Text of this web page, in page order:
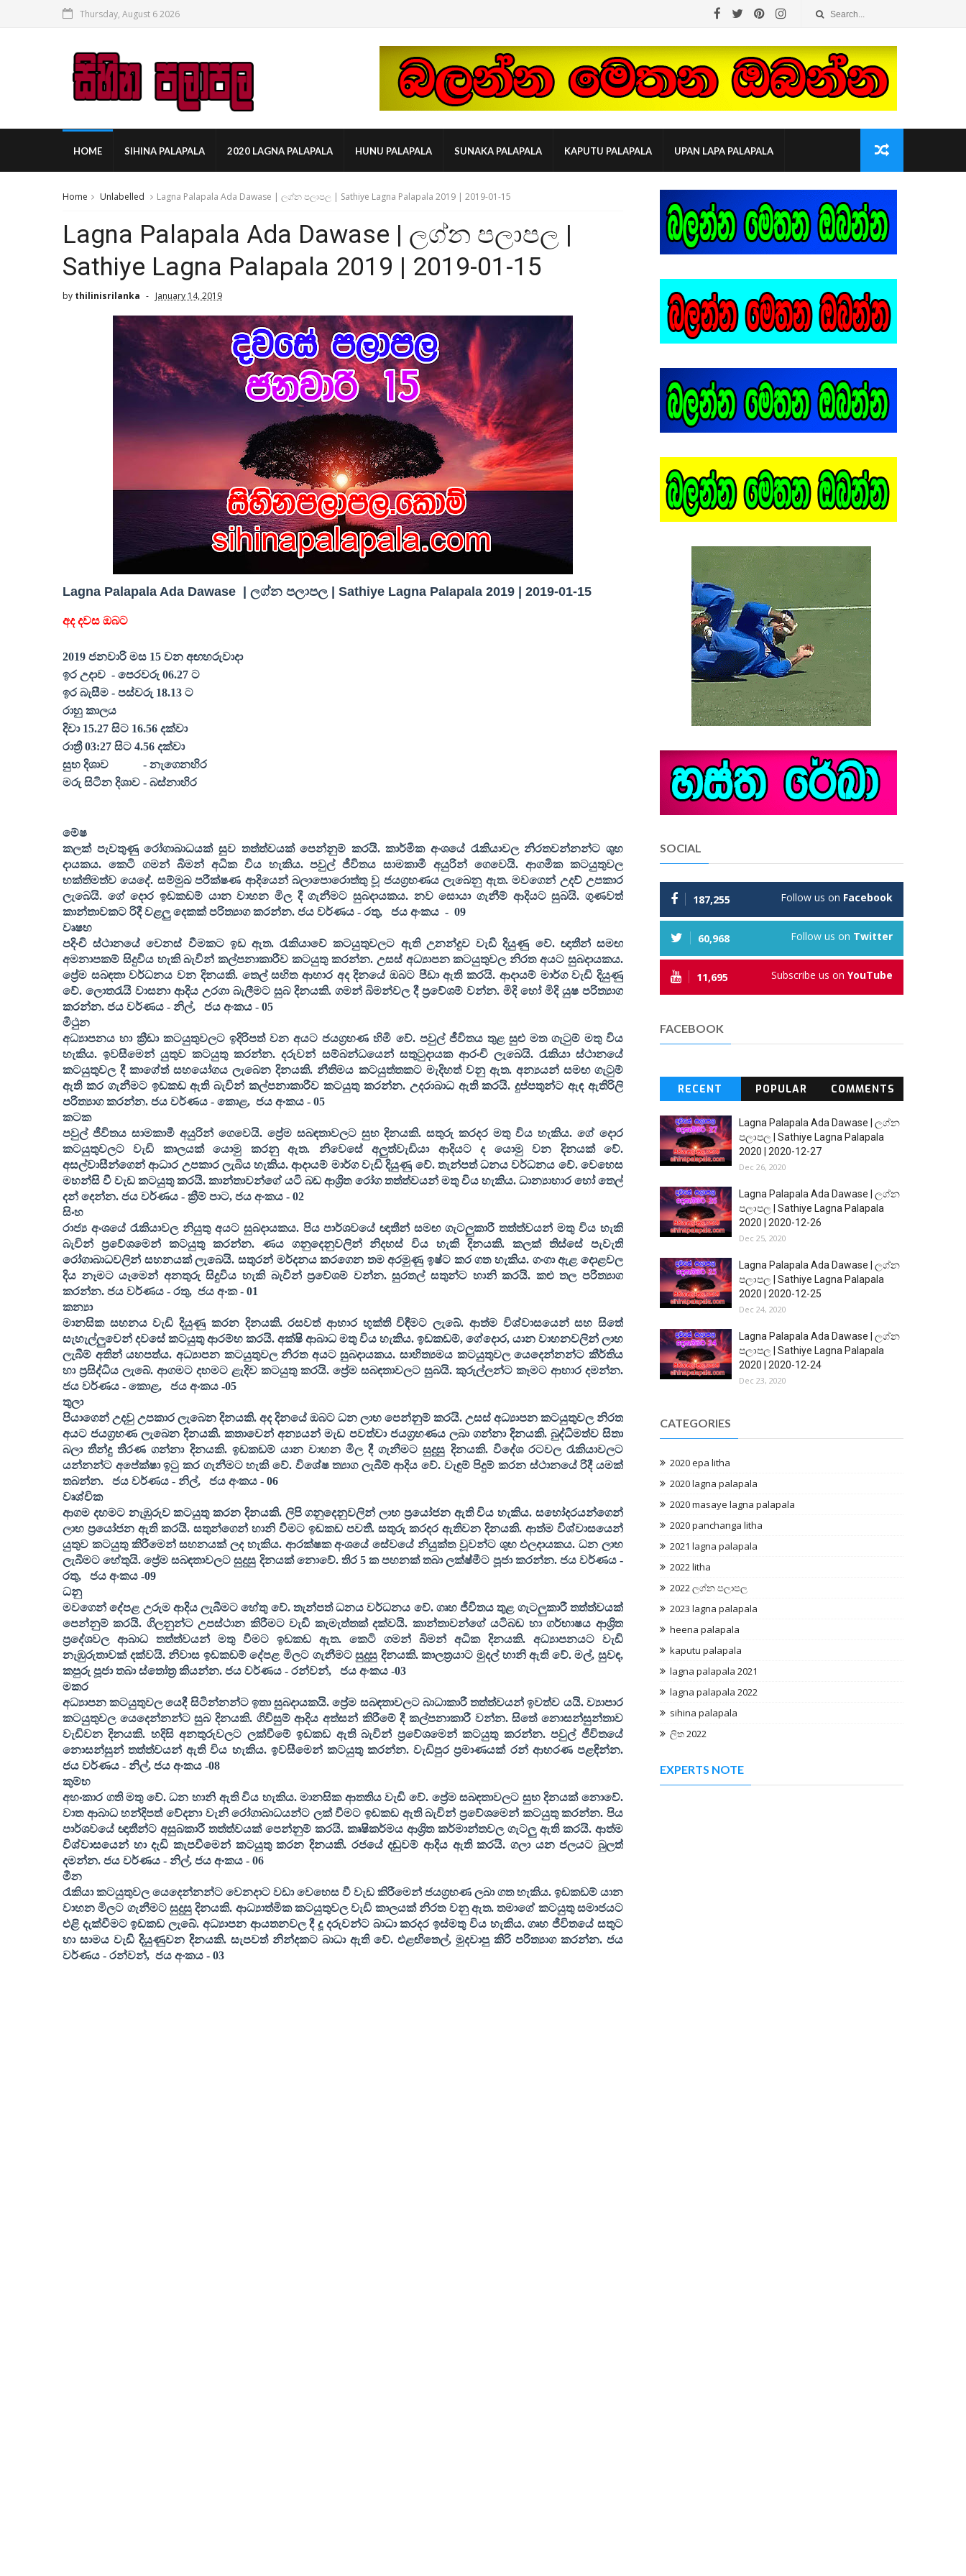
Thursday, August 6 2026
HOME SIHINA PALAPALA 2020 LAGNA PALAPALA HUNU PALAPALA SUNAKA PALAPALA KAPUTU PALAPALA UPAN LAPA PALAPALA
Home Unlabelled Lagna Palapala Ada Dawase | ලග්න පලාපල | Sathiye Lagna Palapala 2019 | 2019-01-15
Lagna Palapala Ada Dawase | ලග්න පලාපල |
Sathiye Lagna Palapala 2019 | 2019-01-15
by thilinisrilanka January 14, 2019
Lagna Palapala Ada Dawase | ලග්න පලාපල | Sathiye Lagna Palapala 2019 | 2019-01-15
අද දවස ඔබට
2019 ජනවාරි මස 15 වන අඟහරුවාදා
ඉර උදාව - පෙරවරු 06.27 ට
ඉර බැසීම - පස්වරු 18.13 ට
රාහු කාලය
දිවා 15.27 සිට 16.56 දක්වා
රාත්‍රී03:27 සිට 4.56 දක්වා
සුභ දිශාව
- නැගෙනහිර
මරු සිටින දිශාව - බස්නාහිර
මේෂ
කලක් පැවතුණු රෝගාබාධයක් සුව තත්ත්වයක් පෙන්නුම් කරයි. කාර්මික අංශයේ රැකියාවල නිරතවන්නන්ට ශුභ
දායකය. කෙටි ගමන් බිමන් අධික විය හැකිය. පවුල් ජීවිතය සාමකාමී අයුරින් ගෙවෙයි. ආගමික කටයුතුවල
භක්තිමත්ව යෙදේ. සම්මුඛ පරීක්ෂණ ආදියෙන් බලාපොරොත්තු වූ ජයග්‍රහණය ලැබෙනු ඇත. මවගෙන් උදව් උපකාර
ලැබෙයි. ගේ දොර ඉඩකඩම් යාන වාහන මිල දී ගැනීමට සුබදායකය. නව සොයා ගැනීම් ආදියට සුබයි. ගුණවත්
කාන්තාවකට රිදී වළලු දෙකක් පරිත්‍යාග කරන්න. ජය වර්ණය - රතු, ජය අංකය - 09
වෘෂභ
පදිංචි ස්ථානයේ වෙනස් වීමකට ඉඩ ඇත. රැකියාවේ කටයුතුවලට ඇති උනන්දුව වැඩි දියුණු වේ. ඥාතීන් සමඟ
අමනාපකම් සිදුවිය හැකි බැවින් කල්පනාකාරීව කටයුතු කරන්න. උසස් අධ්‍යාපන කටයුතුවල නිරත අයට සුබදායකය.
ප්‍රේම සබඳතා වර්ධනය වන දිනයකි. තෙල් සහිත ආහාර අද දිනයේ ඔබට පීඩා ඇති කරයි. ආදායම් මාර්ග වැඩි දියුණු
වේ. ලොතරැයි වාසනා ආදිය උරගා බැලීමට සුබ දිනයකි. ගමන් බිමන්වල දී ප්‍රවේශම් වන්න. මිදි හෝ මිදි යුෂ පරිත්‍යාග
කරන්න. ජය වර්ණය - නිල්, ජය අංකය - 05
මිථුන
අධ්‍යාපනය හා ක්‍රීඩා කටයුතුවලට ඉදිරිපත් වන අයට ජයග්‍රහණ හිමි වේ. පවුල් ජීවිතය තුළ සුළු මත ගැටුම් මතු විය
හැකිය. ඉවසීමෙන් යුතුව කටයුතු කරන්න. දරුවන් සම්බන්ධයෙන් සතුටුදායක ආරංචි ලැබෙයි. රැකියා ස්ථානයේ
කටයුතුවල දී කාගේත් සහයෝගය ලැබෙන දිනයකි. නීතිමය කටයුත්තකට මැදිහත් වනු ඇත. අන්‍යයන් සමඟ ගැටුම්
ඇති කර ගැනීමට ඉඩකඩ ඇති බැවින් කල්පනාකාරීව කටයුතු කරන්න. උදරාබාධ ඇති කරයි. දුප්පතුන්ට ඇඳ ඇතිරිලි
පරිත්‍යාග කරන්න. ජය වර්ණය - කොළ, ජය අංකය - 05
කටක
පවුල් ජීවිතය සාමකාමී අයුරින් ගෙවෙයි. ප්‍රේම සබඳතාවලට සුභ දිනයකි. සතුරු කරදර මතු විය හැකිය. ගේ දොර
කටයුතුවලට වැඩි කාලයක් යොමු කරනු ඇත. නිවෙසේ අලුත්වැඩියා ආදියට ද යොමු වන දිනයක් වේ.
අසල්වාසීන්ගෙන් ආධාර උපකාර ලැබිය හැකිය. ආදායම් මාර්ග වැඩි දියුණු වේ. තැන්පත් ධනය වර්ධනය වේ. වෙහෙස
මහන්සි වී වැඩ කටයුතු කරයි. කාන්තාවන්ගේ යටි බඩ ආශ්‍රිත රෝග තත්ත්වයන් මතු විය හැකිය. ධාන්‍යාහාර හෝ තෙල්
දන් දෙන්න. ජය වර්ණය - ක්‍රීම් පාට, ජය අංකය - 02
සිංහ
රාජ්‍ය අංශයේ රැකියාවල නියුතු අයට සුබදායකය. පිය පාර්ශවයේ ඥාතීන් සමඟ ගැටලුකාරී තත්ත්වයන් මතු විය හැකි
බැවින් ප්‍රවේශමෙන් කටයුතු කරන්න. ණය ගනුදෙනුවලින් නිදහස් විය හැකි දිනයකි. කලක් තිස්සේ පැවැති
රෝගාබාධවලින් සහනයක් ලැබෙයි. සතුරන් මර්දනය කරගෙන තම අරමුණු ඉෂ්ට කර ගත හැකිය. ගංගා ඇළ දොළවල
දිය නෑමට යෑමෙන් අනතුරු සිදුවිය හැකි බැවින් ප්‍රවේශම් වන්න. සුරතල් සතුන්ට හානි කරයි. කළු තල පරිත්‍යාග
කරන්න. ජය වර්ණය - රතු, ජය අංක - 01
කන්‍යා
මානසික සහනය වැඩි දියුණු කරන දිනයකි. රසවත් ආහාර භුක්ති විඳීමට ලැබේ. ආත්ම විශ්වාසයෙන් සහ සිතේ
සැහැල්ලුවෙන් දවසේ කටයුතු ආරම්භ කරයි. අක්ෂි ආබාධ මතු විය හැකිය. ඉඩකඩම්, ගේදොර, යාන වාහනවලින් ලාභ
ලැබීම් අතින් යහපත්ය. අධ්‍යාපන කටයුතුවල නිරත අයට සුබදායකය. සාහිත්‍යමය කටයුතුවල යෙදෙන්නන්ට කීර්තිය
හා ප්‍රසිද්ධිය ලැබේ. ආගමට දහමට ළැදිව කටයුතු කරයි. ප්‍රේම සබඳතාවලට සුබයි. කුරුල්ලන්ට කෑමට ආහාර දමන්න.
ජය වර්ණය - කොළ, ජය අංකය -05
තුලා
පියාගෙන් උදවු උපකාර ලැබෙන දිනයකි. අද දිනයේ ඔබට ධන ලාභ පෙන්නුම් කරයි. උසස් අධ්‍යාපන කටයුතුවල නිරත
අයට ජයග්‍රහණ ලැබෙන දිනයකි. කතාවෙන් අන්‍යයන් මැඩ පවත්වා ජයග්‍රහණය ලබා ගන්නා දිනයකි. බුද්ධිමත්ව සිතා
බලා තීන්දු තීරණ ගන්නා දිනයකි. ඉඩකඩම් යාන වාහන මිල දී ගැනීමට සුදුසු දිනයකි. විදේශ රටවල රැකියාවලට
යන්නන්ට අපේක්ෂා ඉටු කර ගැනීමට හැකි වේ. විශේෂ ත්‍යාග ලැබීම් ආදිය වේ. වැඳුම් පිදුම් කරන ස්ථානයේ රිදී යමක්
තබන්න. ජය වර්ණය - නිල්, ජය අංකය - 06
වෘශ්චික
ආගම දහමට නැඹුරුව කටයුතු කරන දිනයකි. ලිපි ගනුදෙනුවලින් ලාභ ප්‍රයෝජන ඇති විය හැකිය. සහෝදරයන්ගෙන්
ලාභ ප්‍රයෝජන ඇති කරයි. සතුන්ගෙන් හානි වීමට ඉඩකඩ පවතී. සතුරු කරදර ඇතිවන දිනයකි. ආත්ම විශ්වාසයෙන්
යුතුව කටයුතු කිරීමෙන් සහනයක් ලද හැකිය. ආරක්ෂක අංශයේ සේවයේ නියුක්ත වූවන්ට ශුභ ඵලදායකය. ධන ලාභ
ලැබීමට හේතුයි. ප්‍රේම සබඳතාවලට සුදුසු දිනයක් නොවේ. තිර 5ක පහනක් තබා ලක්ෂ්මීට පූජා කරන්න. ජය වර්ණය -
රතු, ජය අංකය -09
ධනු
මවගෙන් දේපළ උරුම ආදිය ලැබීමට හේතු වේ. තැන්පත් ධනය වර්ධනය වේ. ගෘහ ජීවිතය තුළ ගැටලුකාරී තත්ත්වයක්
පෙන්නුම් කරයි. ගිලනුන්ට උපස්ථාන කිරීමට වැඩි කැමැත්තක් දක්වයි. කාන්තාවන්ගේ යටිබඩ හා ගර්භාෂය ආශ්‍රිත
ප්‍රදේශවල ආබාධ තත්ත්වයන් මතු වීමට ඉඩකඩ ඇත. කෙටි ගමන් බිමන් අධික දිනයකි. අධ්‍යාපනයට වැඩි
නැඹුරුතාවක් දක්වයි. නිවාස ඉඩකඩම් දේපළ මිලට ගැනීමට සුදුසු දිනයකි. කාලත්‍රයාට මුදල් හානි ඇති වේ. මල්, සුවඳ,
කපුරු පූජා තබා ස්තෝත්‍ර කියන්න. ජය වර්ණය - රන්වන්, ජය අංකය -03
මකර
අධ්‍යාපන කටයුතුවල යෙදී සිටින්නන්ට ඉතා සුබදායකයි. ප්‍රේම සබඳතාවලට බාධාකාරී තත්ත්වයන් ඉවත්ව යයි. ව්‍යාපාර
කටයුතුවල යෙදෙන්නන්ට සුබ දිනයකි. ගිවිසුම් ආදිය අත්සන් කිරීමේ දී කල්පනාකාරී වන්න. සිතේ නොසන්සුන්තාව
වැඩිවන දිනයකි. හදිසි අනතුරුවලට ලක්වීමේ ඉඩකඩ ඇති බැවින් ප්‍රවේශමෙන් කටයුතු කරන්න. පවුල් ජීවිතයේ
නොසන්සුන් තත්ත්වයන් ඇති විය හැකිය. ඉවසීමෙන් කටයුතු කරන්න. වැඩිපුර ප්‍රමාණයක් රන් ආභරණ පළඳින්න.
ජය වර්ණය - නිල්, ජය අංකය -08
කුම්භ
අහංකාර ගති මතු වේ. ධන හානි ඇති විය හැකිය. මානසික ආතතිය වැඩි වේ. ප්‍රේම සබඳතාවලට සුභ දිනයක් නොවේ.
වාත ආබාධ හන්දිපත් වේදනා වැනි රෝගාබාධයන්ට ලක් වීමට ඉඩකඩ ඇති බැවින් ප්‍රවේශමෙන් කටයුතු කරන්න. පිය
පාර්ශවයේ ඥාතීන්ට අසුබකාරී තත්ත්වයක් පෙන්නුම් කරයි. කෘෂිකර්මය ආශ්‍රිත කර්මාන්තවල ගැටලු ඇති කරයි. ආත්ම
විශ්වාසයෙන් හා දැඩි කැපවීමෙන් කටයුතු කරන දිනයකි. රජයේ දඬුවම් ආදිය ඇති කරයි. ගලා යන ජලයට බුලත්
දමන්න. ජය වර්ණය - නිල්, ජය අංකය - 06
මීන
රැකියා කටයුතුවල යෙදෙන්නන්ට වෙනදාට වඩා වෙහෙස වී වැඩ කිරීමෙන් ජයග්‍රහණ ලබා ගත හැකිය. ඉඩකඩම් යාන
වාහන මිලට ගැනීමට සුදුසු දිනයකි. ආධ්‍යාත්මික කටයුතුවල වැඩි කාලයක් නිරත වනු ඇත. තමාගේ කටයුතු සමාජයට
එළි දැක්වීමට ඉඩකඩ ලැබේ. අධ්‍යාපන ආයතනවල දී දූ දරුවන්ට බාධා කරදර ඉස්මතු විය හැකිය. ගෘහ ජීවිතයේ සතුට
හා සාමය වැඩි දියුණුවන දිනයකි. සැපවත් නින්දකට බාධා ඇති වේ. එළඟිතෙල්, මුදවාපු කිරි පරිත්‍යාග කරන්න. ජය
වර්ණය - රන්වන්, ජය අංකය - 03
SOCIAL
187,255 Follow us on Facebook
60,968 Follow us on Twitter
11,695 Subscribe us on YouTube
FACEBOOK
RECENT POPULAR COMMENTS
Lagna Palapala Ada Dawase | ලග්න
පලාපල | Sathiye Lagna Palapala
2020 | 2020-12-27
Dec 26, 2020
Lagna Palapala Ada Dawase | ලග්න
පලාපල | Sathiye Lagna Palapala
2020 | 2020-12-26
Dec 25, 2020
Lagna Palapala Ada Dawase | ලග්න
පලාපල | Sathiye Lagna Palapala
2020 | 2020-12-25
Dec 24, 2020
Lagna Palapala Ada Dawase | ලග්න
පලාපල | Sathiye Lagna Palapala
2020 | 2020-12-24
Dec 23, 2020
CATEGORIES
2020 epa litha
2020 lagna palapala
2020 masaye lagna palapala
2020 panchanga litha
2021 lagna palapala
2022 litha
2022 ලග්න පලාපල
2023 lagna palapala
heena palapala
kaputu palapala
lagna palapala 2021
lagna palapala 2022
sihina palapala
ලිත 2022
EXPERTS NOTE